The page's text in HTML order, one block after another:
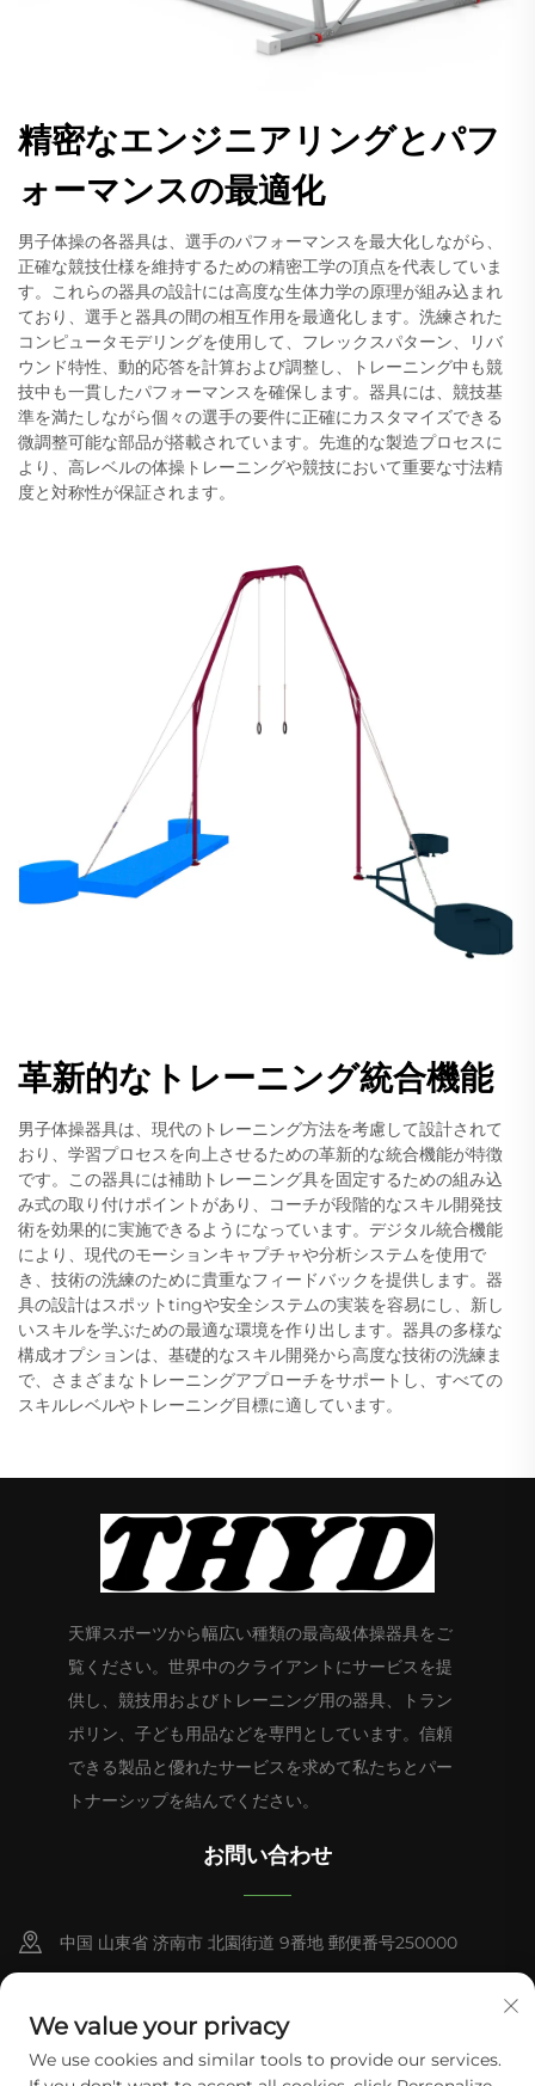
精密なエンジニアリングとパフ
ォーマンスの最適化
男子体操の各器具は、選手のパフォーマンスを最大化しながら、
正確な競技仕様を維持するための精密工学の頂点を代表していま
す。これらの器具の設計には高度な生体力学の原理が組み込まれ
ており、選手と器具の間の相互作用を最適化します。洗練された
コンピュータモデリングを使用して、フレックスパターン、リバ
ウンド特性、動的応答を計算および調整し、トレーニング中も競
技中も一貫したパフォーマンスを確保します。器具には、競技基
準を満たしながら個々の選手の要件に正確にカスタマイズできる
微調整可能な部品が搭載されています。先進的な製造プロセスに
より、高レベルの体操トレーニングや競技において重要な寸法精
度と対称性が保証されます。
革新的なトレーニング統合機能
男子体操器具は、現代のトレーニング方法を考慮して設計されて
おり、学習プロセスを向上させるための革新的な統合機能が特徴
です。この器具には補助トレーニング具を固定するための組み込
み式の取り付けポイントがあり、コーチが段階的なスキル開発技
術を効果的に実施できるようになっています。デジタル統合機能
により、現代のモーションキャプチャや分析システムを使用で
き、技術の洗練のために貴重なフィードバックを提供します。器
具の設計はスポットtingや安全システムの実装を容易にし、新し
いスキルを学ぶための最適な環境を作り出します。器具の多様な
構成オプションは、基礎的なスキル開発から高度な技術の洗練ま
で、さまざまなトレーニングアプローチをサポートし、すべての
スキルレベルやトレーニング目標に適しています。
天輝スポーツから幅広い種類の最高級体操器具をご
覧ください。世界中のクライアントにサービスを提
供し、競技用およびトレーニング用の器具、トラン
ポリン、子ども用品などを専門としています。信頼
できる製品と優れたサービスを求めて私たちとパー
トナーシップを結んでください。
お問い合わせ
中国 山東省 济南市 北園街道 9番地 郵便番号250000
[email protected]
We value your privacy
We use cookies and similar tools to provide our services.